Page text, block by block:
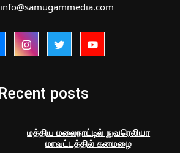
info@samugammedia.com
Recent posts
மத்திய மலைநாட்டில் நுவரெலியா
மாவட்டத்தில் கனமழை